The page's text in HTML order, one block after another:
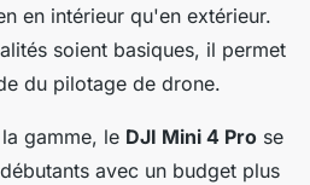
en intérieur qu'en extérieur.
soient basiques, il permet
du pilotage de drone.
gamme, le DJI Mini 4 Pro se
avec un budget plus